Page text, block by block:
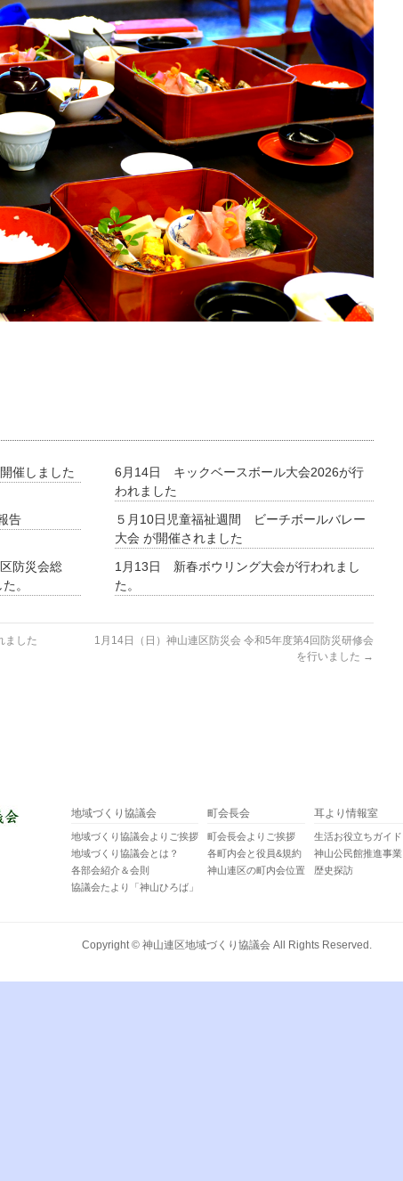
催しました
6月14日 キックベースボール大会2026が行
われました
告
５月10日児童福祉週間 ビーチボールバレー
大会 が開催されました
防災会総
。
1月13日 新春ボウリング大会が行われまし
た。
ました
1月14日（日）神山連区防災会 令和5年度第4回防災研修会
を行いました →
地域づくり協議会
地域づくり協議会よりご挨拶
地域づくり協議会とは？
各部会紹介＆会則
協議会たより「神山ひろば」
町会長会
町会長会よりご挨拶
各町内会と役員&規約
神山連区の町内会位置
耳より情報室
生活お役立ちガイド
神山公民館推進事業
歴史探訪
Copyright © 神山連区地域づくり協議会 All Rights Reserved.